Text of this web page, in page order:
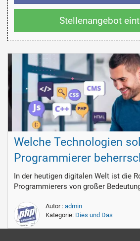
Stellenangebot
Welche Technologien
Programmierer
In der heutigen digitalen Welt ist die
Programmierers von großer
Autor : admin
Kategorie: Dies und Das